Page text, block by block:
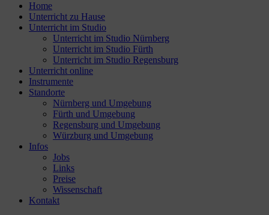
Home
Unterricht zu Hause
Unterricht im Studio
Unterricht im Studio Nürnberg
Unterricht im Studio Fürth
Unterricht im Studio Regensburg
Unterricht online
Instrumente
Standorte
Nürnberg und Umgebung
Fürth und Umgebung
Regensburg und Umgebung
Würzburg und Umgebung
Infos
Jobs
Links
Preise
Wissenschaft
Kontakt